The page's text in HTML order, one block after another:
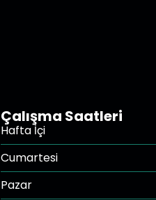
Çalışma Saatleri
Hafta İçi
Cumartesi
Pazar